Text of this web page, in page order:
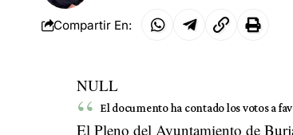
Compartir En:
NULL
El documento ha contado los votos a
El Pleno del Ayuntamiento de